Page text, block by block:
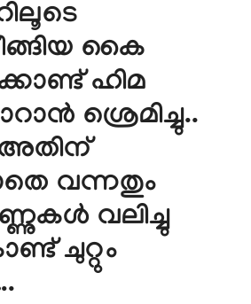
കൈ
ഹിമ
ശ്രെമിച്ചു..
വന്നതും
വലിച്ചു
ചുറ്റും